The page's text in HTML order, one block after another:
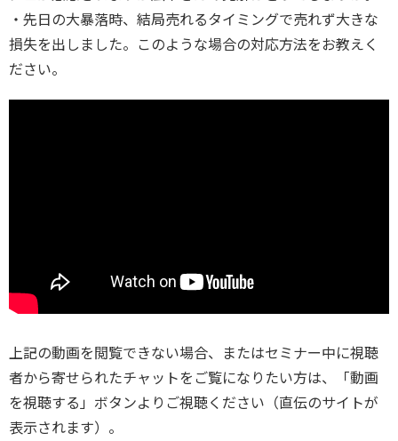
・先日の大暴落時、結局売れるタイミングで売れず大きな
損失を出しました。このような場合の対応方法をお教えく
ださい。
上記の動画を閲覧できない場合、またはセミナー中に視聴
者から寄せられたチャットをご覧になりたい方は、「動画
を視聴する」ボタンよりご視聴ください（直伝のサイトが
表示されます）。